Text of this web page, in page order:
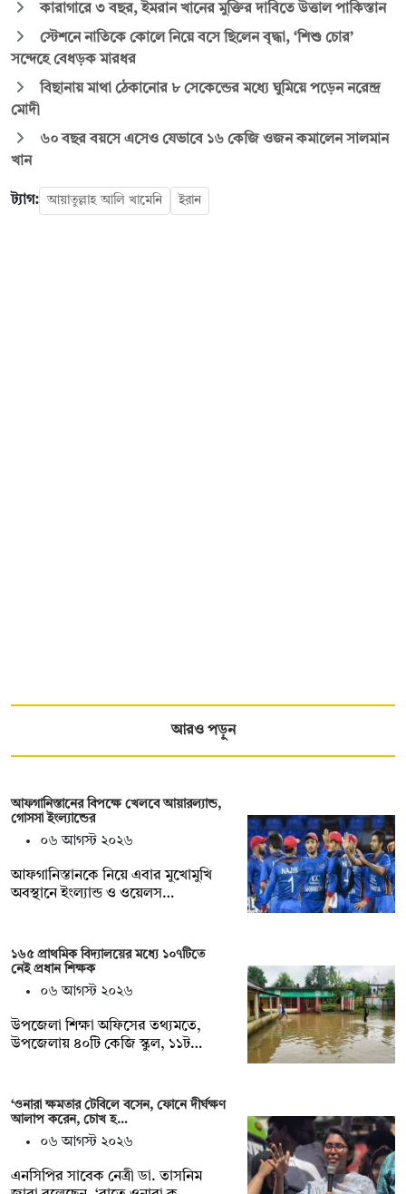
কারাগারে ৩ বছর, ইমরান খানের মুক্তির দাবিতে উত্তাল পাকিস্তান
স্টেশনে নাতিকে কোলে নিয়ে বসে ছিলেন বৃদ্ধা, ‘শিশু চোর’
সন্দেহে বেধড়ক মারধর
বিছানায় মাথা ঠেকানোর ৮ সেকেন্ডের মধ্যে ঘুমিয়ে পড়েন নরেন্দ্র
মোদী
৬০ বছর বয়সে এসেও যেভাবে ১৬ কেজি ওজন কমালেন সালমান
খান
ট্যাগ: আয়াতুল্লাহ আলি খামেনি ইরান
আরও পড়ুন
আফগানিস্তানের বিপক্ষে খেলবে আয়ারল্যান্ড,
গোসসা ইংল্যান্ডের
০৬ আগস্ট ২০২৬
আফগানিস্তানকে নিয়ে এবার মুখোমুখি
অবস্থানে ইংল্যান্ড ও ওয়েলস…
১৬৫ প্রাথমিক বিদ্যালয়ের মধ্যে ১০৭টিতে
নেই প্রধান শিক্ষক
০৬ আগস্ট ২০২৬
উপজেলা শিক্ষা অফিসের তথ্যমতে,
উপজেলায় ৪০টি কেজি স্কুল, ১১ট…
‘ওনারা ক্ষমতার টেবিলে বসেন, ফোনে দীর্ঘক্ষণ
আলাপ করেন, চোখ হ…
০৬ আগস্ট ২০২৬
এনসিপির সাবেক নেত্রী ডা. তাসনিম